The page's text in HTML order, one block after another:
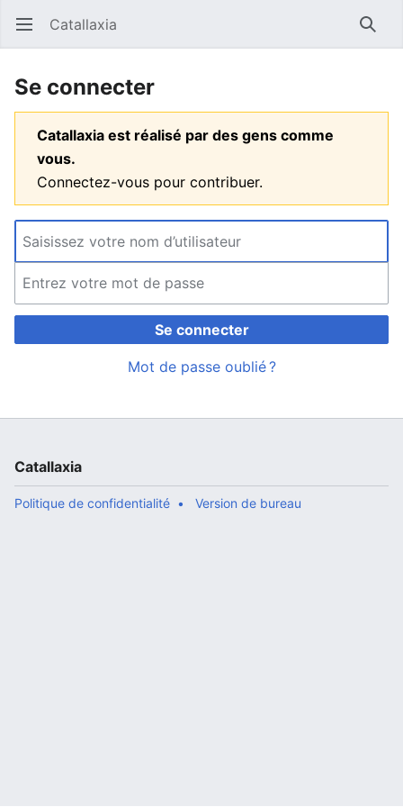
Ouvrir le menu principal Catallaxia
Se connecter
Catallaxia est réalisé par des gens comme
vous.
Connectez-vous pour contribuer.
Se connecter
Mot de passe oublié ?
Catallaxia
Politique de confidentialité Version de bureau